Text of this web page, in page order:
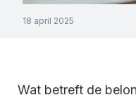
18 april 2025
Wat betreft de